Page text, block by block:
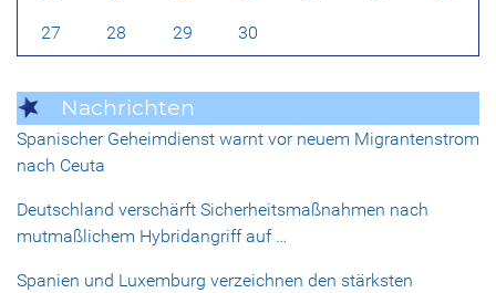
27 28 29 30
Nachrichten
Spanischer Geheimdienst warnt vor neuem Migrantenstrom
nach Ceuta
Deutschland verschärft Sicherheitsmaßnahmen nach
mutmaßlichem Hybridangriff auf …
Spanien und Luxemburg verzeichnen den stärksten